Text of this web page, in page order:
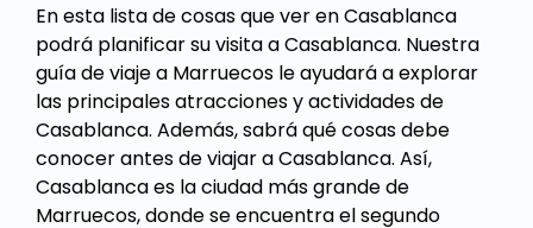
En esta lista de cosas que ver en Casablanca
podrá planificar su visita a Casablanca. Nuestra
guía de viaje a Marruecos le ayudará a explorar
las principales atracciones y actividades de
Casablanca. Además, sabrá qué cosas debe
conocer antes de viajar a Casablanca. Así,
Casablanca es la ciudad más grande de
Marruecos, donde se encuentra el segundo